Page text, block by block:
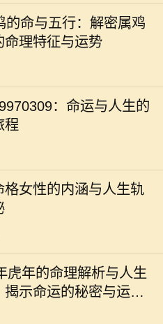
的命与五行：解密属鸡
命理特征与运势
用来解读一个人的命运与性
1981年出生的人属鸡，根据
论，出生于这一年的鸡是
：命运与人生的
程
的浩瀚海洋中，许多数字和
着独特的象征意义。1997年
这一天不仅仅是一个普普通
，更是象征着某种命运的开
格女性的内涵与人生轨
在八字命理中，是一种被视
命格类型，尤其对女性而
独特的象征意义。正印通常
亲、智慧与情感，对处于正
虎年的命理解析与人生
揭示命运的秘密与运势
统文化中，生肖文化有着深
，特别是对于每一年出生的
家都十分关注他们的命理与
。2012年是壬辰年，属虎的